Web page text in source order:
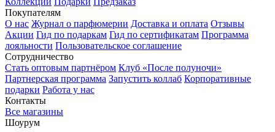
Покупателям
О нас Журнал о парфюмерии Доставка и оплата Отзывы
Акции Гид по подаркам Гид по сертификатам Программа
лояльности Пользовательское соглашение
Сотрудничество
Стать оптовым партнёром Клуб «После полуночи»
Партнерская программа Запустить коллаб Корпоративные
подарки Работа у нас
Контакты
Все магазины
Шоурум